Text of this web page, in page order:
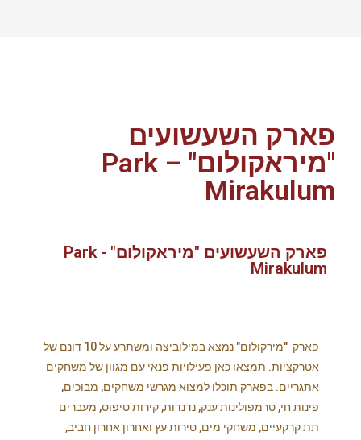
פארק השעשועים
"מיראקולום" – Park
Mirakulum​
פארק השעשועים "מיראקולום" - Park
Mirakulum
פארק "מירקולום" נמצא במילוביצה ומשתרע על 10 דונם של
אטרקציות. תמצאו כאן פעילויות פנאי עם מגוון של משחקים
אתגריים. בפארק תוכלו למצוא מגרשי משחקים, מבוכים,
פינות חי, טרמפולינות ענק, נדנדות, קירות טיפוס, מעברים
תת קרקעיים, משחקי מים, טירות עץ ואחרון אחרון חביב,